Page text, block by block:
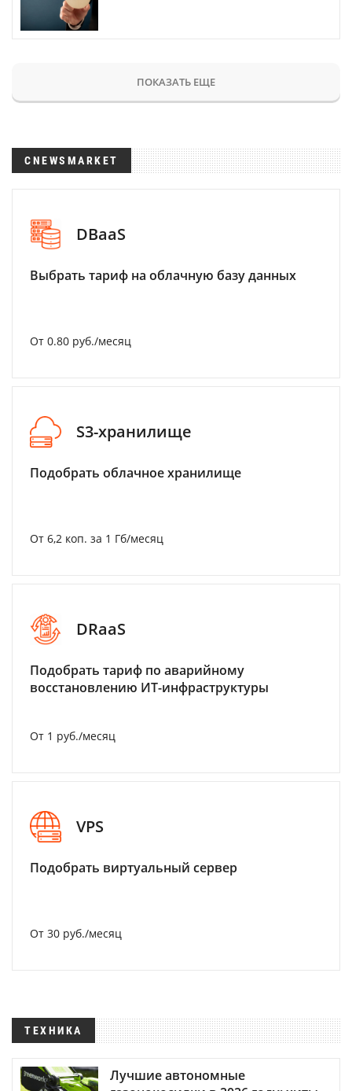
ПОКАЗАТЬ ЕЩЕ
CNEWSMARKET
DBaaS
Выбрать тариф на облачную базу данных
От 0.80 руб./месяц
S3-хранилище
Подобрать облачное хранилище
От 6,2 коп. за 1 Гб/месяц
DRaaS
Подобрать тариф по аварийному
восстановлению ИТ-инфраструктуры
От 1 руб./месяц
VPS
Подобрать виртуальный сервер
От 30 руб./месяц
ТЕХНИКА
Лучшие автономные